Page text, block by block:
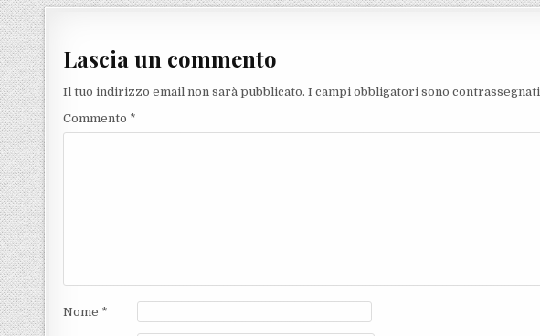
Lascia un commento
Il tuo indirizzo email non sarà pubblicato. I campi obbligatori sono contrassegnati
Commento *
Nome *